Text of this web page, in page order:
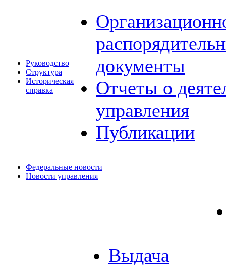
Руководство
Структура
Историческая
справка
документы
Отчеты о
управления
Публикации
Федеральные новости
Новости управления
Выдача